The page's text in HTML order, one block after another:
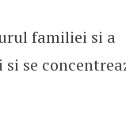
familiei si a
se